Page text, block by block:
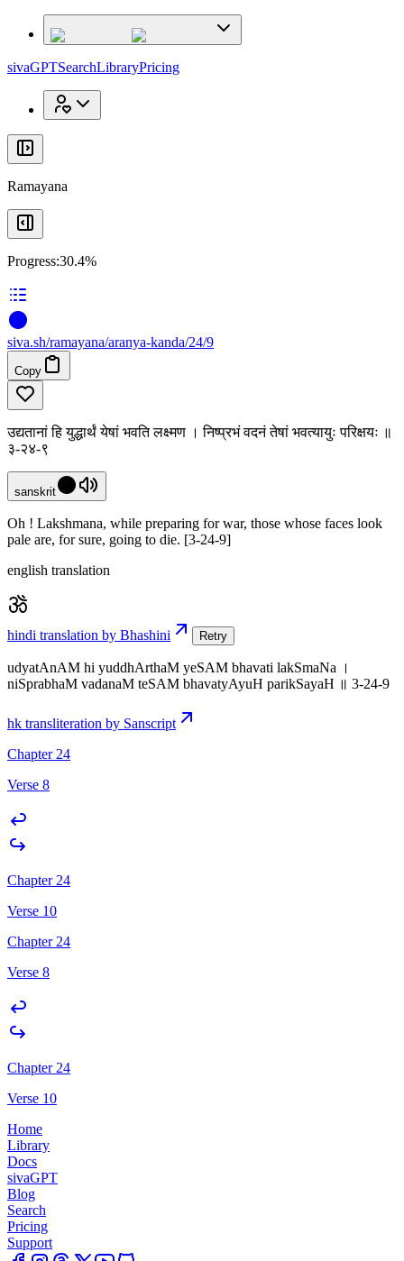
sivaGPTSearchLibraryPricing
Ramayana
Progress:30.4%
siva.sh/ramayana/aranya-kanda/24/9
Copy
उद्यतानां हि युद्धार्थं येषां भवति लक्ष्मण । निष्प्रभं वदनं तेषां भवत्यायुः परिक्षयः ॥
३-२४-९
sanskrit
Oh ! Lakshmana, while preparing for war, those whose faces look
pale are, for sure, going to die. [3-24-9]
english translation
hindi translation by Bhashini Retry
udyatAnAM hi yuddhArthaM yeSAM bhavati lakSmaNa ।
niSprabhaM vadanaM teSAM bhavatyAyuH parikSayaH ॥ 3-24-9
hk transliteration by Sanscript
Chapter 24
Verse 8
Chapter 24
Verse 10
Chapter 24
Verse 8
Chapter 24
Verse 10
Home
Library
Docs
sivaGPT
Blog
Search
Pricing
Support